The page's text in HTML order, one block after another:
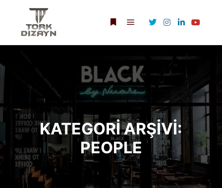
KATEGORI ARŞIVI:
PEOPLE